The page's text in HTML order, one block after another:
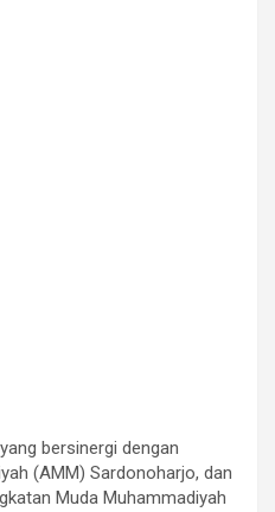
bersinergi dengan
(AMM) Sardonoharjo, dan
Muda Muhammadiyah